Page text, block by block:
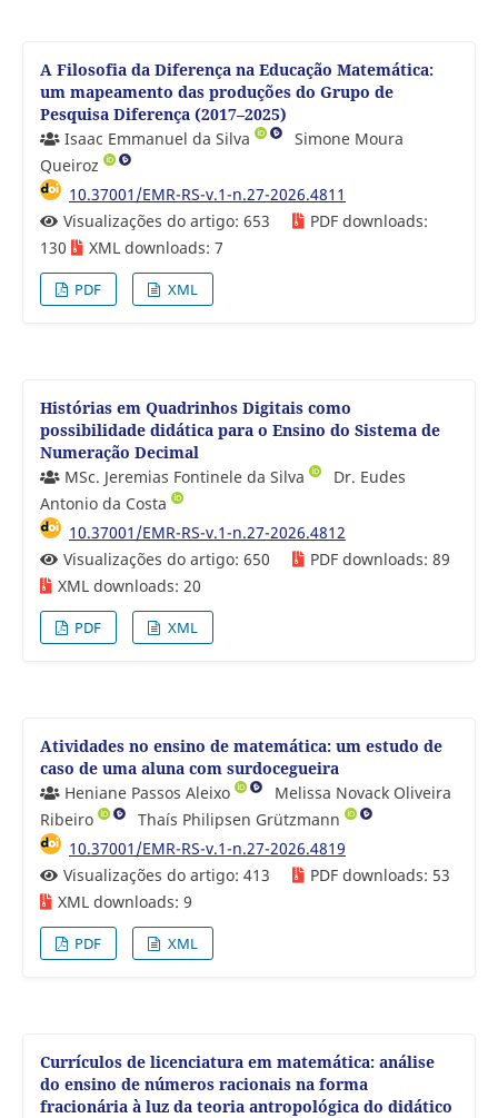
A Filosofia da Diferença na Educação Matemática:
um mapeamento das produções do Grupo de
Pesquisa Diferença (2017–2025)
Isaac Emmanuel da Silva
Simone Moura
Queiroz
10.37001/EMR-RS-v.1-n.27-2026.4811
Visualizações do artigo: 653
PDF downloads:
130
XML downloads: 7
PDF XML
Histórias em Quadrinhos Digitais como
possibilidade didática para o Ensino do Sistema de
Numeração Decimal
MSc. Jeremias Fontinele da Silva
Dr. Eudes
Antonio da Costa
10.37001/EMR-RS-v.1-n.27-2026.4812
Visualizações do artigo: 650
PDF downloads: 89
XML downloads: 20
PDF XML
Atividades no ensino de matemática: um estudo de
caso de uma aluna com surdocegueira
Heniane Passos Aleixo
Melissa Novack Oliveira
Ribeiro
Thaís Philipsen Grützmann
10.37001/EMR-RS-v.1-n.27-2026.4819
Visualizações do artigo: 413
PDF downloads: 53
XML downloads: 9
PDF XML
Currículos de licenciatura em matemática: análise
do ensino de números racionais na forma
fracionária à luz da teoria antropológica do didático